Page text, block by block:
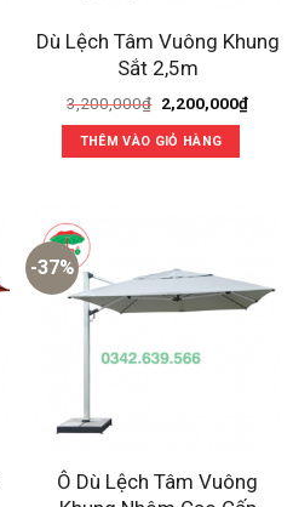
Dù Lệch Tâm Vuông Khung
Sắt 2,5m
3,200,000₫ Giá
gốc
là:
3,200,000₫.
2,200,000₫Giá
hiện
THÊM VÀO GIỎ HÀNG
-37%
Ô Dù Lệch Tâm Vuông